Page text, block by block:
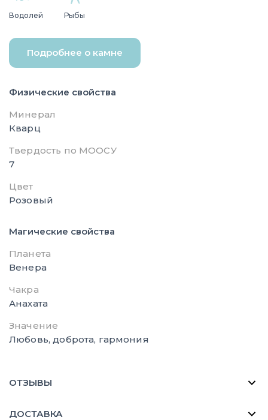
Водолей Рыбы
Подробнее о камне
Физические свойства
Минерал
Кварц
Твердость по МООСУ
7
Цвет
Розовый
Магические свойства
Планета
Венера
Чакра
Анахата
Значение
Любовь, доброта, гармония
ОТЗЫВЫ
ДОСТАВКА